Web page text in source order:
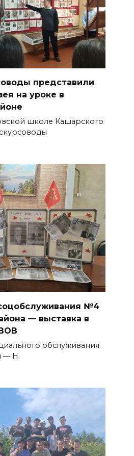
представили
на уроке в
школе Кашарского
№4
— выставка в
обслуживания
— Н.